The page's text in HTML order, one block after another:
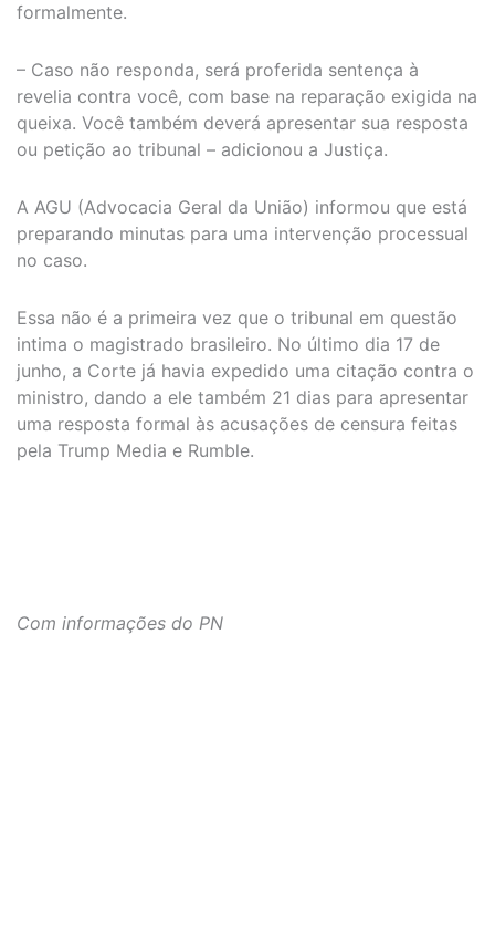
formalmente.
– Caso não responda, será proferida sentença à
revelia contra você, com base na reparação exigida na
queixa. Você também deverá apresentar sua resposta
ou petição ao tribunal – adicionou a Justiça.
A AGU (Advocacia Geral da União) informou que está
preparando minutas para uma intervenção processual
no caso.
Essa não é a primeira vez que o tribunal em questão
intima o magistrado brasileiro. No último dia 17 de
junho, a Corte já havia expedido uma citação contra o
ministro, dando a ele também 21 dias para apresentar
uma resposta formal às acusações de censura feitas
pela Trump Media e Rumble.
Com informações do PN